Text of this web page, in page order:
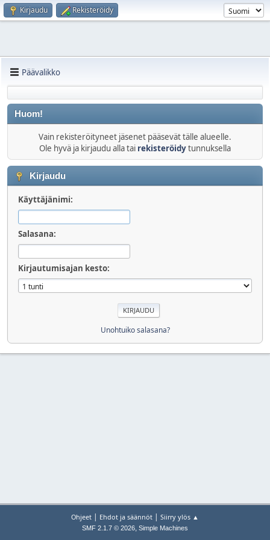
Kirjaudu Rekisteröidy
Päävalikko
Huom!
Vain rekisteröityneet jäsenet pääsevät tälle alueelle.
Ole hyvä ja kirjaudu alla tai rekisteröidytunnuksella
Kirjaudu
Käyttäjänimi:
Salasana:
Kirjautumisajan kesto:
Unohtuiko salasana?
Ohjeet | Ehdot ja säännöt | Siirry ylös ▲
SMF 2.1.7 © 2026, Simple Machines